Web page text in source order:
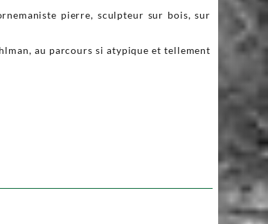
pierre, sculpteur sur bois, sur
au parcours si atypique et tellement